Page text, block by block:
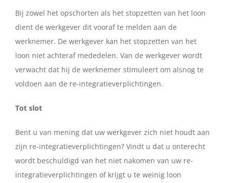
Bij zowel het opschorten als het stopzetten van het loon
dient de werkgever dit vooraf te melden aan de
werknemer. De werkgever kan het stopzetten van het
loon niet achteraf mededelen. Van de werkgever wordt
verwacht dat hij de werknemer stimuleert om alsnog te
voldoen aan de re-integratieverplichtingen.
Tot slot
Bent u van mening dat uw werkgever zich niet houdt aan
zijn re-integratieverplichtingen? Vindt u dat u onterecht
wordt beschuldigd van het niet nakomen van uw re-
integratieverplichtingen of krijgt u te weinig loon